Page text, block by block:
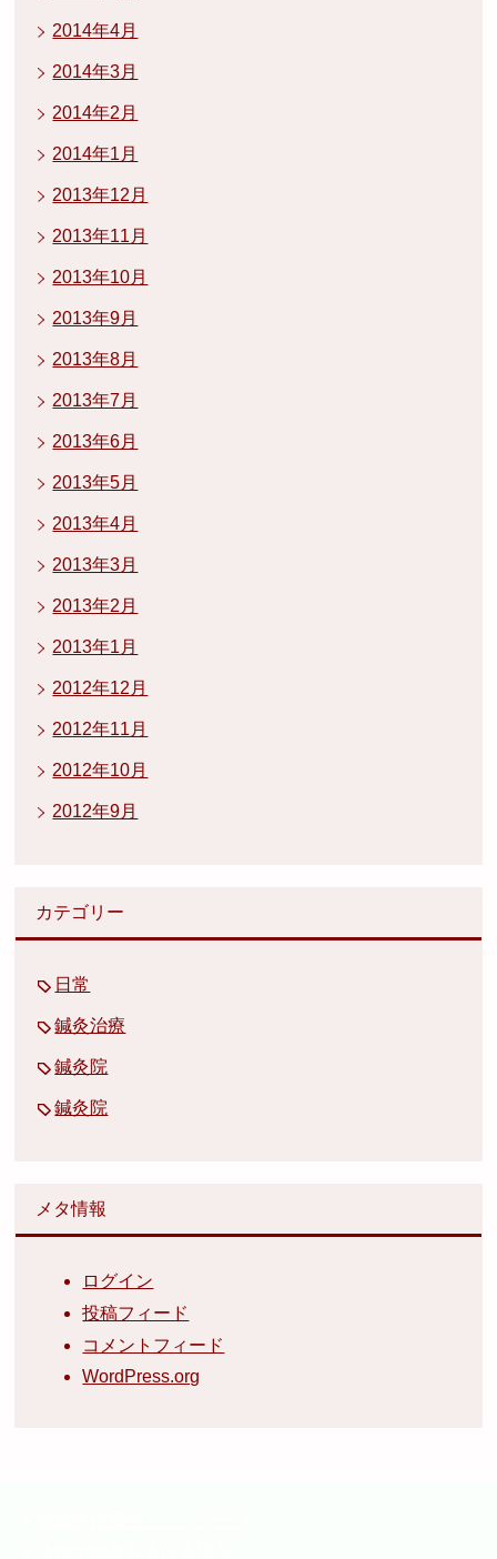
2014年4月
2014年3月
2014年2月
2014年1月
2013年12月
2013年11月
2013年10月
2013年9月
2013年8月
2013年7月
2013年6月
2013年5月
2013年4月
2013年3月
2013年2月
2013年1月
2012年12月
2012年11月
2012年10月
2012年9月
カテゴリー
日常
鍼灸治療
鍼灸院
鍼灸院
メタ情報
ログイン
投稿フィード
コメントフィード
WordPress.org